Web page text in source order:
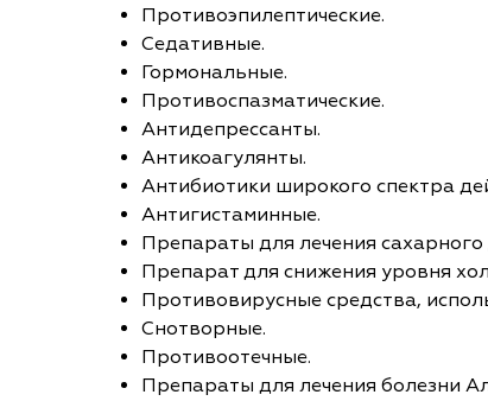
Противоэпилептические.
Седативные.
Гормональные.
Противоспазматические.
Антидепрессанты.
Антикоагулянты.
Антибиотики широкого спектра
Антигистаминные.
Препараты для лечения сахарного
Препарат для снижения уровня
Противовирусные средства,
Снотворные.
Противоотечные.
Препараты для лечения болезни